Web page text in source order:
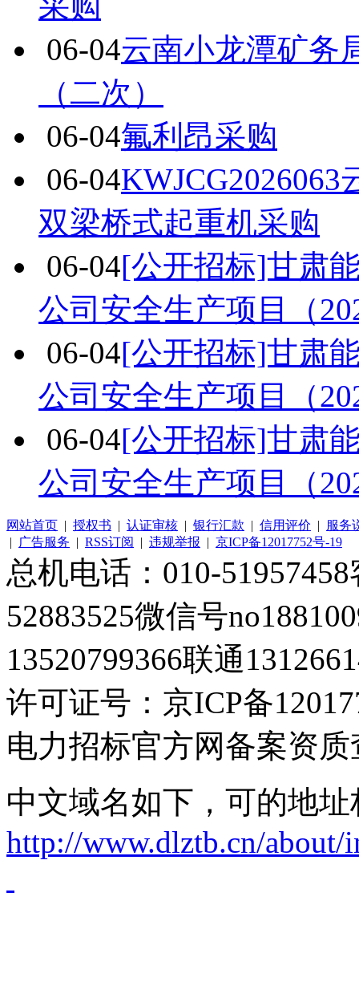
06-04云南小龙潭矿务
（二次）
06-04氟利昂采购
06-04
双梁桥式起重机采购
06-04[公开招标]甘肃
公司安全生产项目（
06-04[公开招标]甘肃
公司安全生产项目（
06-04[公开招标]甘肃
公司安全生产项目（
网站首页 | 授权书 | 认证审核 | 银行汇款 | 信用评价 |
服务
|
广告服务 | RSS订阅 | 违规举报 | 京ICP备12017752号-19
总机电话：010-
52883525微信号
13520799366联通
许可证号：京ICP备
电力招标官方网备案资质
中文域名如下，可的地
http://www.dlztb.cn/about/